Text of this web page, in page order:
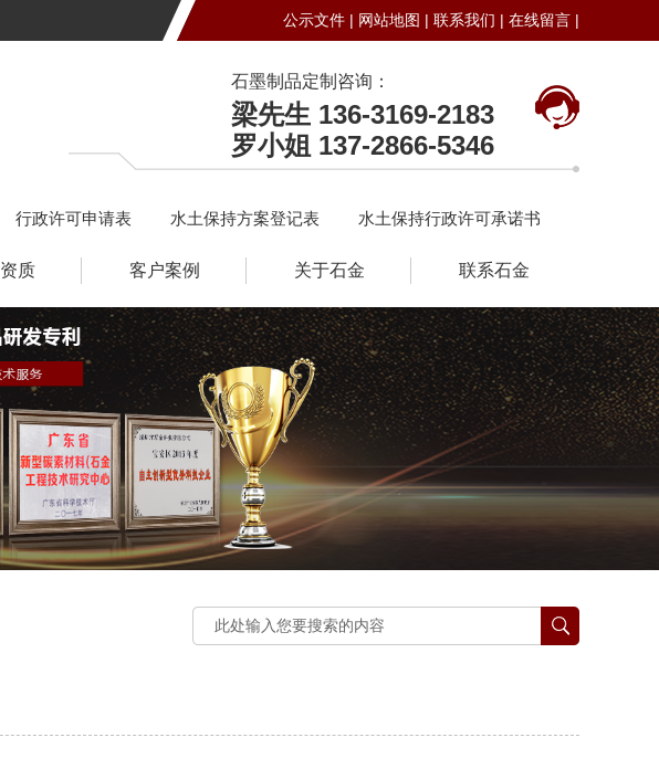
公示文件 | 网站地图 | 联系我们 | 在线留言 |
石墨制品定制咨询：
梁先生 136-3169-2183
罗小姐 137-2866-5346
水土保持行政许可承诺书
水土保持方案登记表
行政许可申请表
质 客户案例 关于石金 联系石金